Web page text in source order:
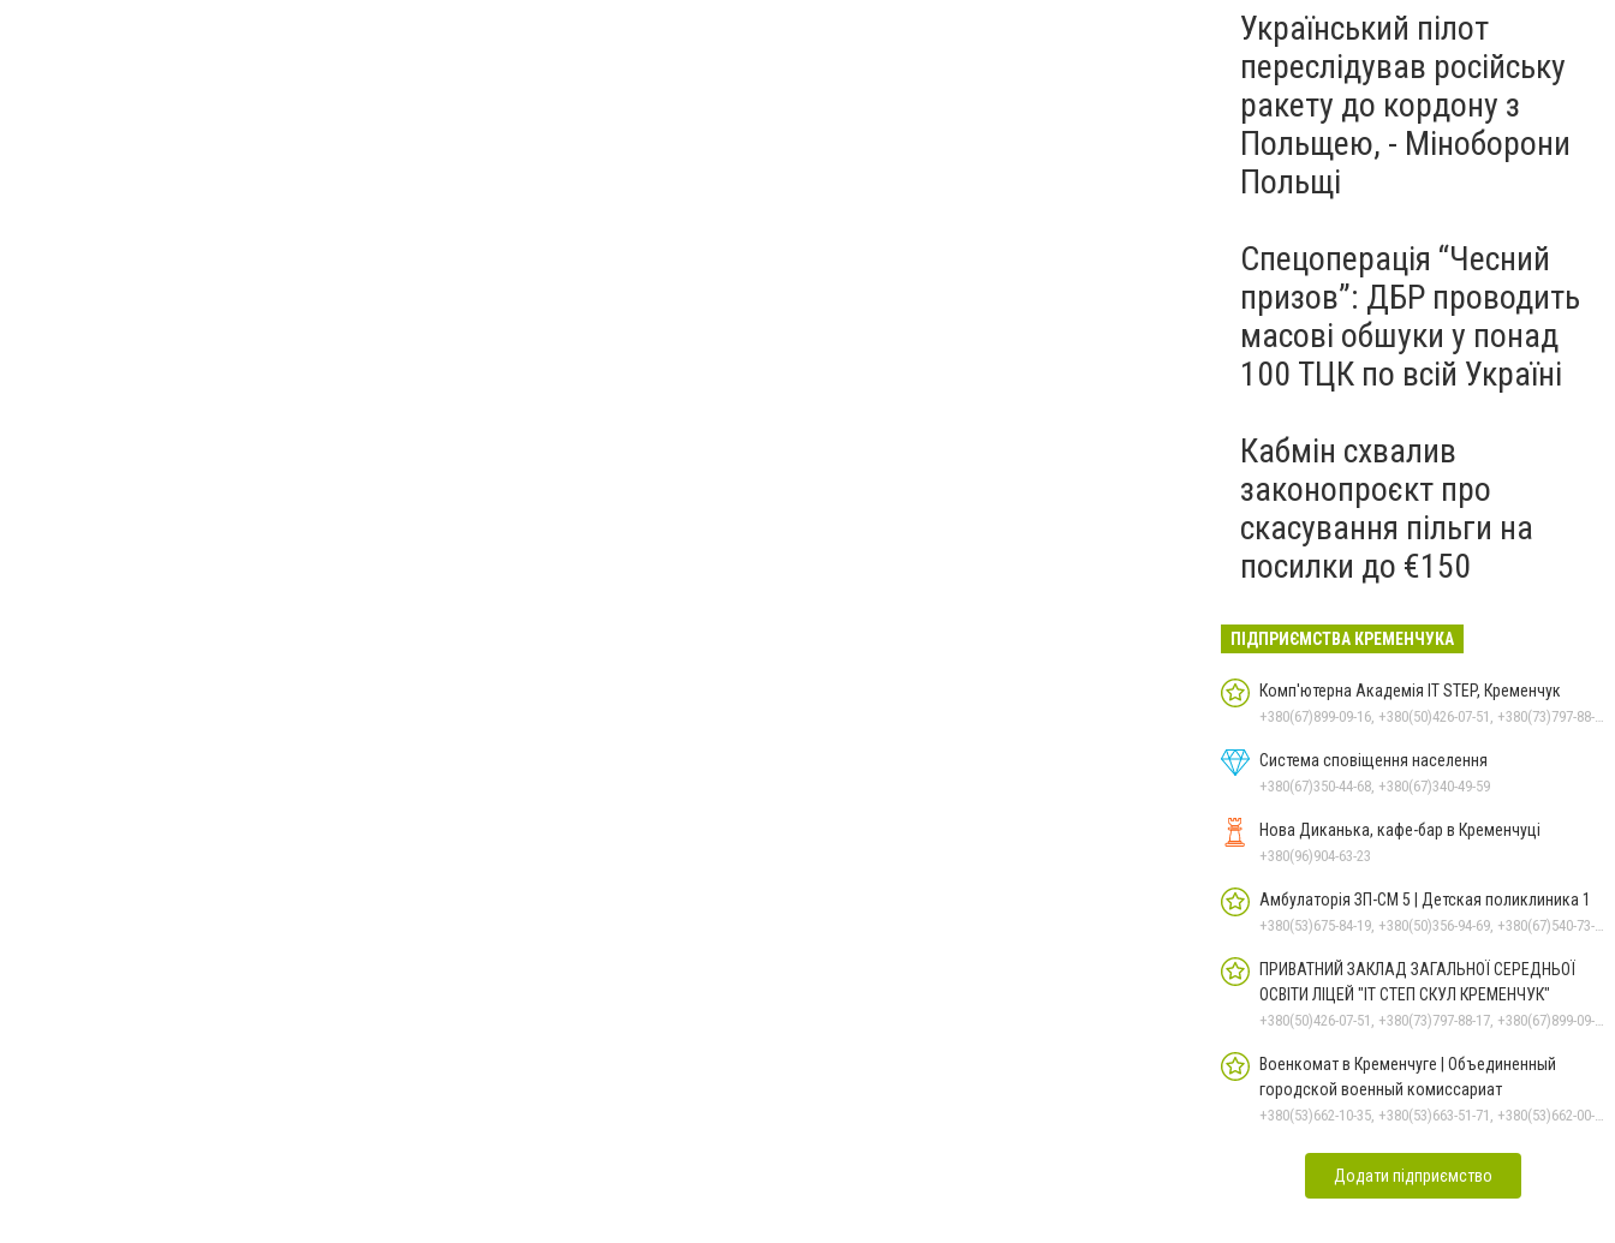
Український пілот
переслідував російську
ракету до кордону з
Польщею, - Міноборони
Польщі
Спецоперація “Чесний
призов”: ДБР проводить
масові обшуки у понад
100 ТЦК по всій Україні
Кабмін схвалив
законопроєкт про
скасування пільги на
посилки до €150
ПІДПРИЄМСТВА КРЕМЕНЧУКА
Комп'ютерна Академія IT STEP, Кременчук
+380(67)899-09-16, +380(50)426-07-51, +380(73)797-88-17
Система сповіщення населення
+380(67)350-44-68, +380(67)340-49-59
Нова Диканька, кафе-бар в Кременчуці
+380(96)904-63-23
Амбулаторія ЗП-СМ 5 | Детская поликлиника 1
+380(53)675-84-19, +380(50)356-94-69, +380(67)540-73-87
ПРИВАТНИЙ ЗАКЛАД ЗАГАЛЬНОЇ СЕРЕДНЬОЇ
ОСВІТИ ЛІЦЕЙ "ІТ СТЕП СКУЛ КРЕМЕНЧУК"
+380(50)426-07-51, +380(73)797-88-17, +380(67)899-09-16
Военкомат в Кременчуге | Объединенный
городской военный комиссариат
+380(53)662-10-35, +380(53)663-51-71, +380(53)662-00-54
Додати підприємство